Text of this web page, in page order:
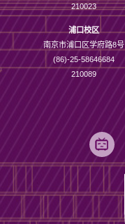
210023
浦口校区
南京市浦口区学府路8号
(86)-25-58646684
210089